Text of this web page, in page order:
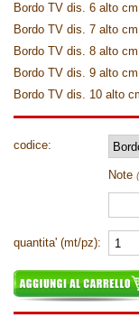
Bordo TV dis. 6 alto
Bordo TV dis. 7 alto
Bordo TV dis. 8 alto
Bordo TV dis. 9 alto
Bordo TV dis. 10 alto
codice:
Note
quantita' (mt/pz):